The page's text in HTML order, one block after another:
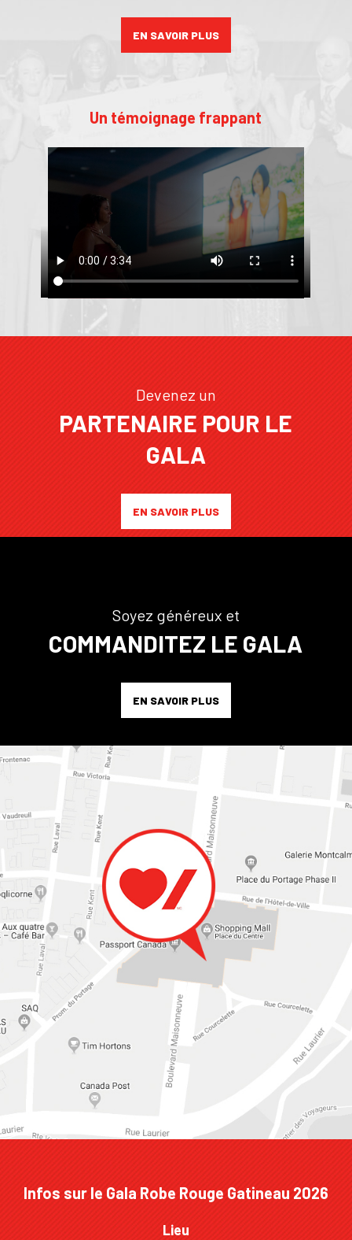
EN SAVOIR PLUS
Un témoignage frappant
Devenez un
PARTENAIRE POUR LE
GALA
EN SAVOIR PLUS
Soyez généreux et
COMMANDITEZ LE GALA
EN SAVOIR PLUS
Infos sur le Gala Robe Rouge Gatineau 2026
Lieu